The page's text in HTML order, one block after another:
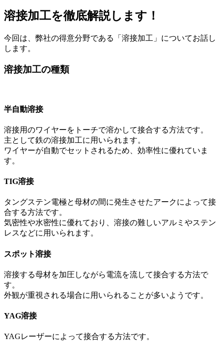
溶接加工を徹底解説します！
今回は、弊社の得意分野である「溶接加工」についてお話し
します。
溶接加工の種類
半自動溶接
溶接用のワイヤーをトーチで溶かして接合する方法です。
主として鉄の溶接加工に用いられます。
ワイヤーが自動でセットされるため、効率性に優れていま
す。
TIG溶接
タングステン電極と母材の間に発生させたアークによって接
合する方法です。
気密性や水密性に優れており、溶接の難しいアルミやステン
レスなどに用いられます。
スポット溶接
溶接する母材を加圧しながら電流を流して接合する方法で
す。
外観が重視される場合に用いられることが多いようです。
YAG溶接
YAGレーザーによって接合する方法です。